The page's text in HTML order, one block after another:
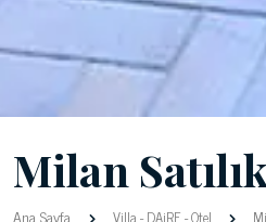
Milan
Ana Sayfa Villa-DAiRE-Otel